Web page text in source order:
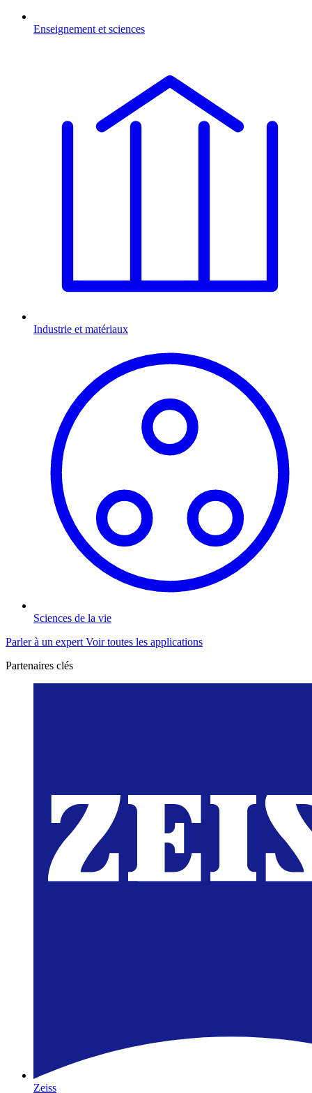
Enseignement et sciences
Industrie et matériaux
Sciences de la vie
Parler à un expert Voir toutes les applications
Partenaires clés
Zeiss